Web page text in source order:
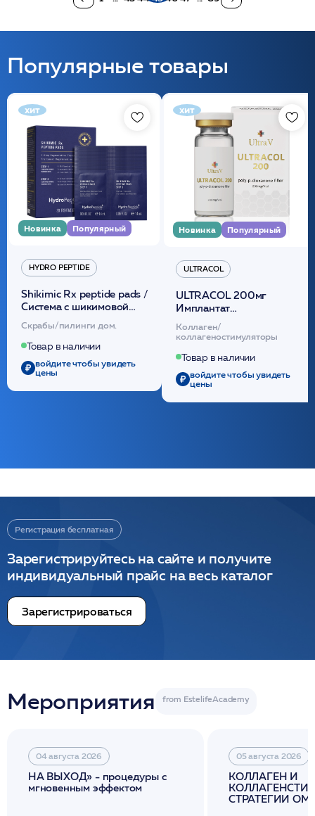
Популярные товары
хит
Новинка Популярный
HYDRO PEPTIDE
Shikimic Rx peptide pads /
Cистема с шикимовой
кислотой обновляющая
(30шт) /HP
Скрабы/пилинги дом.
Товар в наличии
войдите чтобы увидеть
цены
хит
Новинка Популярный
ULTRACOL
ULTRACOL 200мг
Имплантат
внутридермальный,
стерильный на основе
полидиоксанона
/ULTRACOL
Коллаген/
коллагеностимуляторы
Товар в наличии
войдите чтобы увидеть
цены
Регистрация бесплатная
Зарегистрируйтесь на сайте и получите
индивидуальный прайс на весь каталог
Зарегистрироваться
Мероприятия
04 августа 2026
НА ВЫХОД» - процедуры с
мгновенным эффектом
05 августа 2026
КОЛЛАГЕН И
СТРАТЕГИИ